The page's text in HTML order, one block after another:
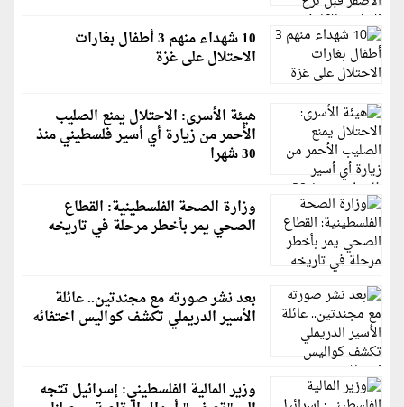
10 شهداء منهم 3 أطفال بغارات
الاحتلال على غزة
هيئة الأسرى: الاحتلال يمنع الصليب
الأحمر من زيارة أي أسير فلسطيني منذ
30 شهرا
وزارة الصحة الفلسطينية: القطاع
الصحي يمر بأخطر مرحلة في تاريخه
بعد نشر صورته مع مجندتين.. عائلة
الأسير الدريملي تكشف كواليس اختفائه
وزير المالية الفلسطيني: إسرائيل تتجه